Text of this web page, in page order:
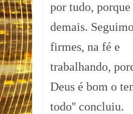
por tudo,
demais.
firmes, na fé e
trabalhando,
Deus é bom o
todo'' concluiu.